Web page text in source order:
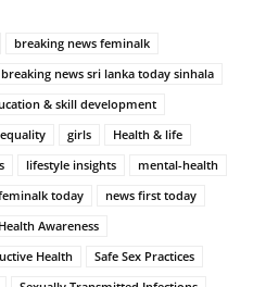
breaking news feminalk
breaking news sri lanka today sinhala
& skill development
girls
Health & life
lifestyle insights
mental-health
today
news first today
Awareness
Health
Safe Sex Practices